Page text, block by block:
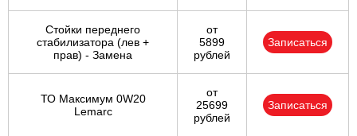
Стойки переднего
стабилизатора (лев +
прав) - Замена
от
5899
рублей
Записаться
ТО Максимум 0W20
Lemarc
от
25699
рублей
Записаться